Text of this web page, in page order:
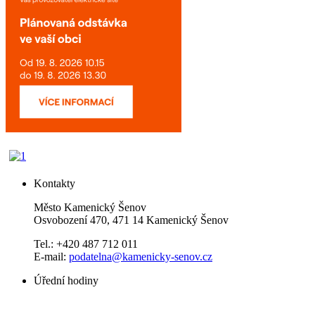
Kontakty
Město Kamenický Šenov
Osvobození 470, 471 14 Kamenický Šenov
Tel.: +420 487 712 011
E-mail: podatelna@kamenicky-senov.cz
Úřední hodiny